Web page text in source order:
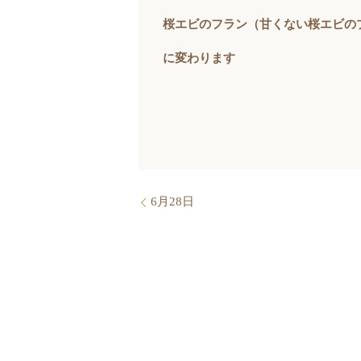
桜エビのフラン（甘くない桜エビの
に変わります
6月28日